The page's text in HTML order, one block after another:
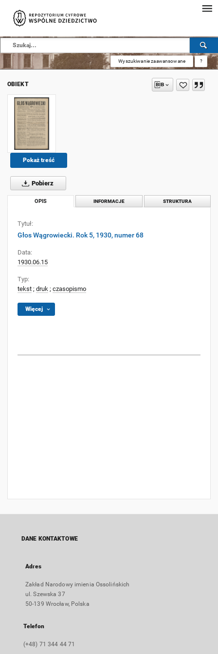
Wyszukiwanie zaawansowane ?
OBIEKT
Pokaż treść
Pobierz
OPIS INFORMACJE STRUKTURA
Tytuł:
Głos Wągrowiecki. Rok 5, 1930, numer 68
Data:
1930.06.15
Typ:
tekst ; druk ; czasopismo
Więcej
DANE KONTAKTOWE
Adres
Zakład Narodowy imienia Ossolińskich
ul. Szewska 37
50-139 Wrocław, Polska
Telefon
(+48) 71 344 44 71